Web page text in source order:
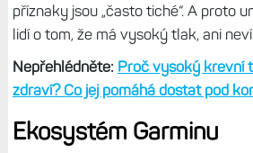
příznaky jsou „často tiché“. A proto
lidí o tom, že má vysoký tlak, ani neví.
Nepřehlédněte: Proč vysoký krevní
zdraví? Co jej pomáhá dostat pod
Ekosystém Garminu